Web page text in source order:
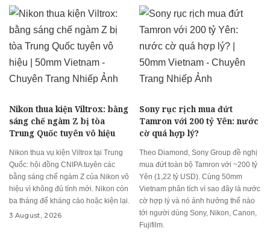
Nikon thua kiện Viltrox: bằng
sáng chế ngàm Z bị tòa
Trung Quốc tuyên vô hiệu
Nikon thua vụ kiện Viltrox tại Trung
Quốc: hội đồng CNIPA tuyên các
bằng sáng chế ngàm Z của Nikon vô
hiệu vì không đủ tính mới. Nikon còn
ba tháng để kháng cáo hoặc kiện lại.
3 August, 2026
Sony rục rịch mua đứt
Tamron với 200 tỷ Yên: nước
cờ quá hợp lý?
Theo Diamond, Sony Group đề nghị
mua đứt toàn bộ Tamron với ~200 tỷ
Yên (1,22 tỷ USD). Cùng 50mm
Vietnam phân tích vì sao đây là nước
cờ hợp lý và nó ảnh hưởng thế nào
tới người dùng Sony, Nikon, Canon,
Fujifilm.